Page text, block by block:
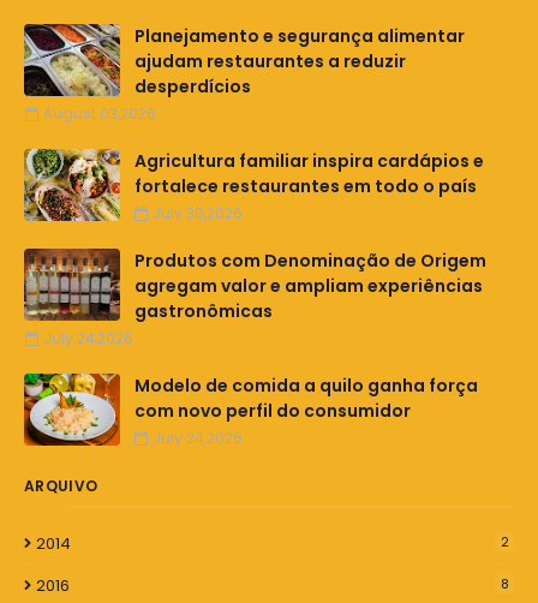
Planejamento e segurança alimentar
ajudam restaurantes a reduzir
desperdícios
August 03,2026
Agricultura familiar inspira cardápios e
fortalece restaurantes em todo o país
July 30,2026
Produtos com Denominação de Origem
agregam valor e ampliam experiências
gastronômicas
July 24,2026
Modelo de comida a quilo ganha força
com novo perfil do consumidor
July 24,2026
ARQUIVO
2014 2
2016 8